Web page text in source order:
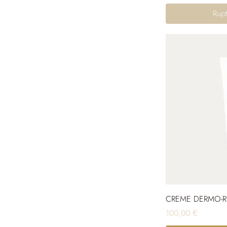
CREME DERMO-
Prix
100,00 €